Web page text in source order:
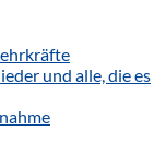
und alle, die es